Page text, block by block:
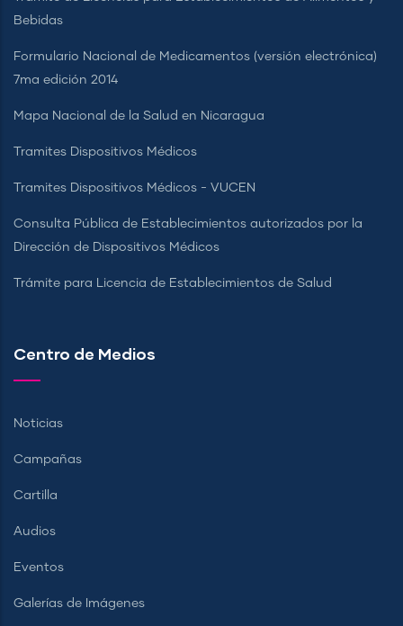
Bebidas
Formulario Nacional de Medicamentos (versión electrónica)
7ma edición 2014
Mapa Nacional de la Salud en Nicaragua
Tramites Dispositivos Médicos
Tramites Dispositivos Médicos - VUCEN
Consulta Pública de Establecimientos autorizados por la
Dirección de Dispositivos Médicos
Trámite para Licencia de Establecimientos de Salud
Centro de Medios
Noticias
Campañas
Cartilla
Audios
Eventos
Galerías de Imágenes